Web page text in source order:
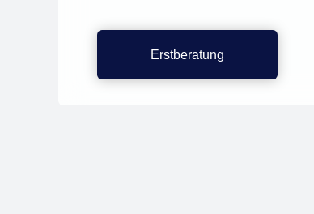
Erstberatung